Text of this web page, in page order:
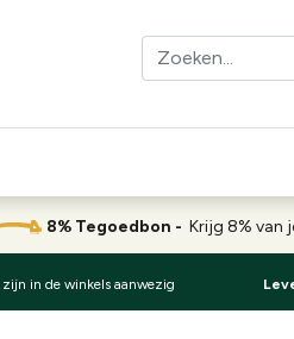
8% Tegoedbon - Krijg 8% van
zijn in de winkels aanwezig